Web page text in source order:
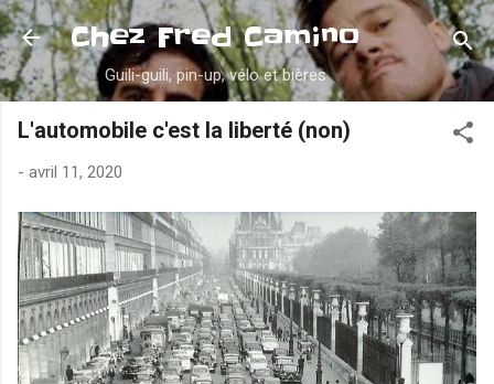
Accéder au contenu principal
Chez Fred Camino
Guili-guili, pin-up, vélo et bières
L'automobile c'est la liberté (non)
- avril 11, 2020